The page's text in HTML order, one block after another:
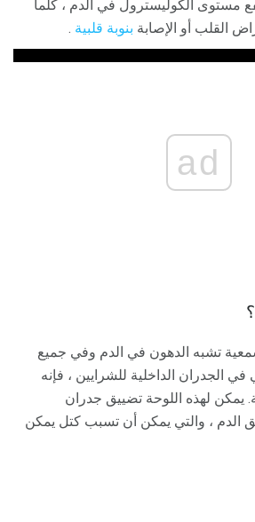
مستوى الكوليسترول في الدم ، كلما
القلب أو الإصابة بنوبة قلبية .
ad
تشبه الدهون في الدم وفي جميع
في الجدران الداخلية للشرايين ، فإنه
يمكن لهذه اللوحة تضييق جدران
الدم ، والتي يمكن أن تسبب كتل يمكن